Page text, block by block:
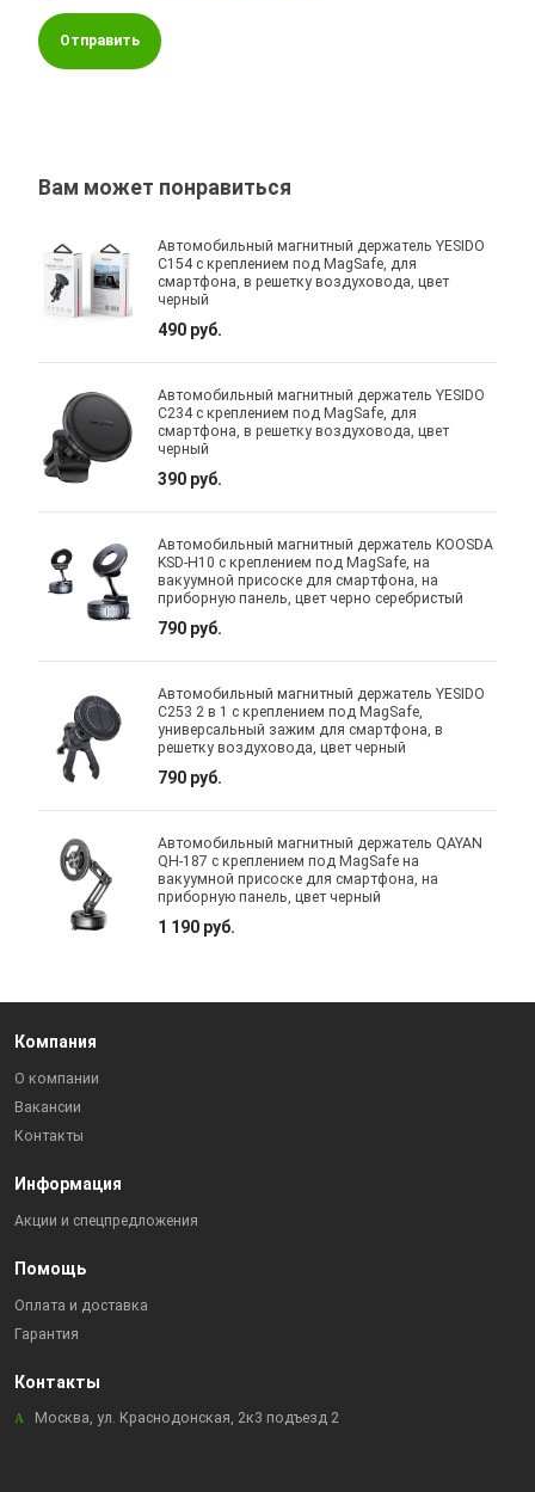
Отправить
Вам может понравиться
Автомобильный магнитный держатель YESIDO
C154 с креплением под MagSafe, для
смартфона, в решетку воздуховода, цвет
черный
490 руб.
Автомобильный магнитный держатель YESIDO
C234 с креплением под MagSafe, для
смартфона, в решетку воздуховода, цвет
черный
390 руб.
Автомобильный магнитный держатель KOOSDA
KSD-H10 с креплением под MagSafe, на
вакуумной присоске для смартфона, на
приборную панель, цвет черно серебристый
790 руб.
Автомобильный магнитный держатель YESIDO
C253 2 в 1 с креплением под MagSafe,
универсальный зажим для смартфона, в
решетку воздуховода, цвет черный
790 руб.
Автомобильный магнитный держатель QAYAN
QH-187 с креплением под MagSafe на
вакуумной присоске для смартфона, на
приборную панель, цвет черный
1 190 руб.
Компания
О компании
Вакансии
Контакты
Информация
Акции и спецпредложения
Помощь
Оплата и доставка
Гарантия
Контакты
Москва, ул. Краснодонская, 2к3 подъезд 2